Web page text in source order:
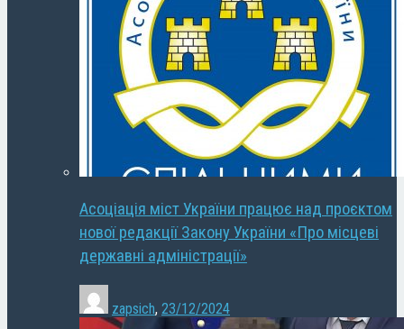
Асоціація міст України працює над проєктом
нової редакції Закону України «Про місцеві
державні адміністрації»
zapsich, 23/12/2024